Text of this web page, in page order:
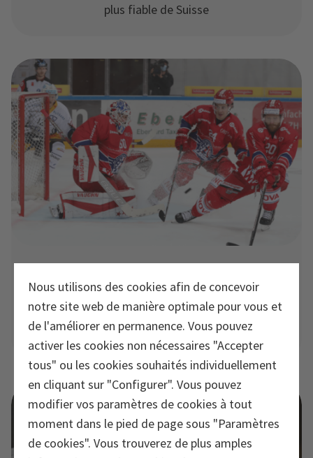
Nous utilisons des cookies afin de concevoir
notre site web de manière optimale pour vous et
de l'améliorer en permanence. Vous pouvez
activer les cookies non nécessaires "Accepter
tous" ou les cookies souhaités individuellement
en cliquant sur "Configurer". Vous pouvez
modifier vos paramètres de cookies à tout
moment dans le pied de page sous "Paramètres
de cookies". Vous trouverez de plus amples
plus fiable de Suisse
Engagement
Notre engagement dans le sport : une affaire de
cœur